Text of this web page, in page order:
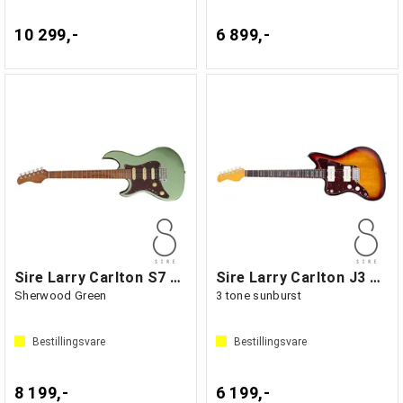
10 299,- 6 899,-
Sire Larry Carlton S7 Lefthand
Sherwood Green
Bestillingsvare
8 199,-
Sire Larry Carlton J3 Lefthand
3 tone sunburst
Bestillingsvare
6 199,-